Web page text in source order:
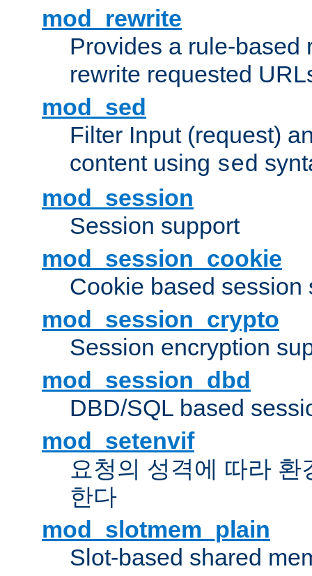
mod_rewrite
Provides a rule-based
rewrite requested
mod_sed
Filter Input (request)
content using sed
mod_session
Session support
mod_session_cookie
Cookie based session
mod_session_crypto
Session encryption
mod_session_dbd
DBD/SQL based
mod_setenvif
요청의 성격에 따라
한다
mod_slotmem_plain
Slot-based shared